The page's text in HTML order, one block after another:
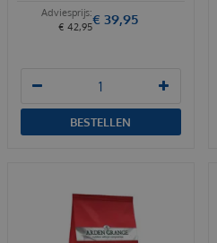
€ 42,95€ 39,95
BESTELLEN